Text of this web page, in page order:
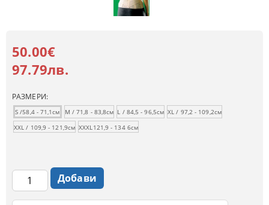
50.00€
97.79лв.
РАЗМЕРИ:
S /58,4 - 71,1см M / 71,8 - 83,8см L / 84,5 - 96,5см XL / 97,2 - 109,2см
XXL / 109,9 - 121,9см XXXL121,9 - 134 6см